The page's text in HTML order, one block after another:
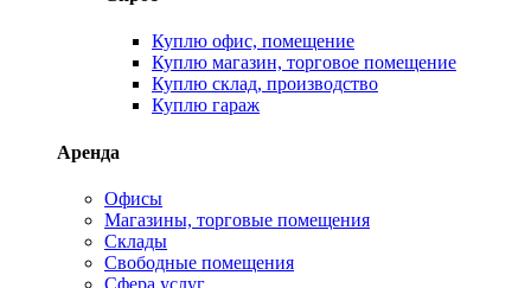
Куплю офис, помещение
Куплю магазин, торговое помещение
Куплю склад, производство
Куплю гараж
Аренда
Офисы
Магазины, торговые помещения
Склады
Свободные помещения
Сфера услуг